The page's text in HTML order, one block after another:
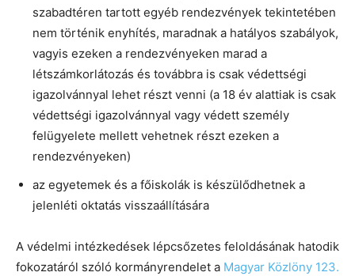
szabadtéren tartott egyéb rendezvények tekintetében
nem történik enyhítés, maradnak a hatályos szabályok,
vagyis ezeken a rendezvényeken marad a
létszámkorlátozás és továbbra is csak védettségi
igazolvánnyal lehet részt venni (a 18 év alattiak is csak
védettségi igazolvánnyal vagy védett személy
felügyelete mellett vehetnek részt ezeken a
rendezvényeken)
az egyetemek és a főiskolák is készülődhetnek a
jelenléti oktatás visszaállítására
A védelmi intézkedések lépcsőzetes feloldásának hatodik
fokozatáról szóló kormányrendelet a Magyar Közlöny 123.